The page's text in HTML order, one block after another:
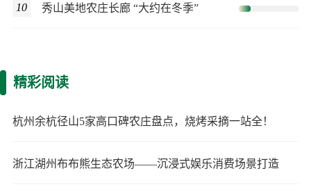
10 秀山美地农庄长廊 “大约在冬季”
精彩阅读
杭州余杭径山5家高口碑农庄盘点，烧烤采摘一站全！
浙江湖州布布熊生态农场——沉浸式娱乐消费场景打造